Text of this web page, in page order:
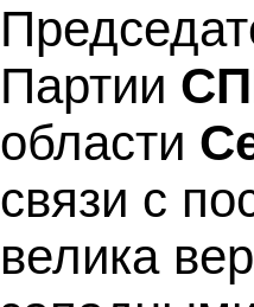
Партии
области
связи с
велика